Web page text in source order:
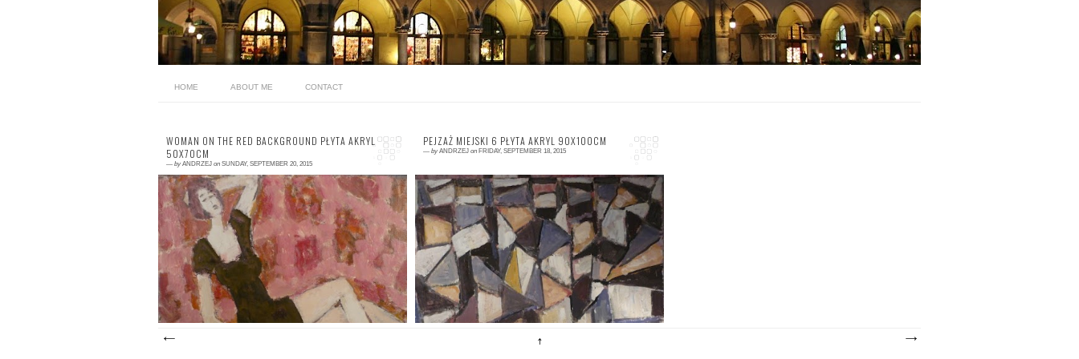
HOME ABOUT ME CONTACT
WOMAN ON THE RED BACKGROUND PŁYTA AKRYL
50X70CM
— by ANDRZEJ on SUNDAY, SEPTEMBER 20, 2015
0 comment
PEJZAŻ MIEJSKI 6 PŁYTA AKRYL 90X100CM
— by ANDRZEJ on FRIDAY, SEPTEMBER 18, 2015
0 comment